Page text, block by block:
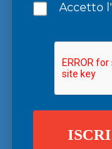
Accetto l'